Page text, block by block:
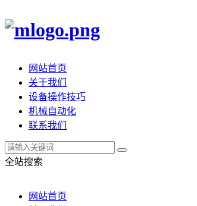
网站首页
关于我们
设备操作技巧
机械自动化
联系我们
全站搜索
网站首页